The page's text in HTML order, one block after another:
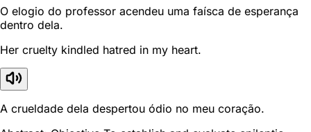
O elogio do professor acendeu uma faísca de esperança
dentro dela.
Her cruelty kindled hatred in my heart.
A crueldade dela despertou ódio no meu coração.